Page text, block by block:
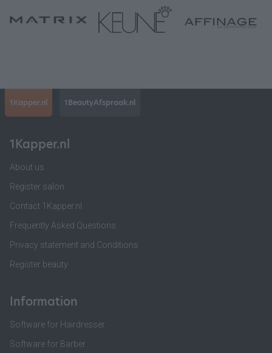
1Kapper.nl 1BeautyAfspraak.nl
1Kapper.nl
About us
Register salon
Contact 1Kapper.nl
Frequently Asked Questions
Privacy statement and Conditions
Register beauty
Information
Software for Hairdresser
Software for Barber